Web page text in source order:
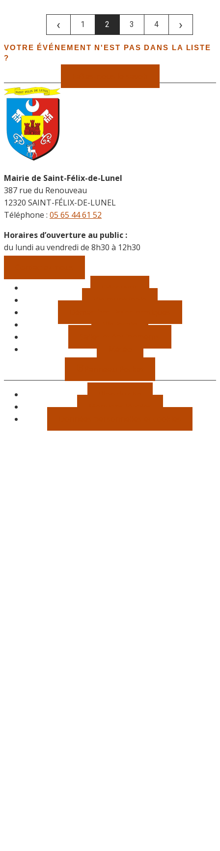
‹ 1 2 3 4 ›
VOTRE ÉVÉNEMENT N'EST PAS DANS LA LISTE
?
Mairie de Saint-Félix-de-Lunel
387 rue du Renouveau
12320 SAINT-FÉLIX-DE-LUNEL
Téléphone : 05 65 44 61 52
Horaires d’ouverture au public :
du lundi au vendredi de 8h30 à 12h30